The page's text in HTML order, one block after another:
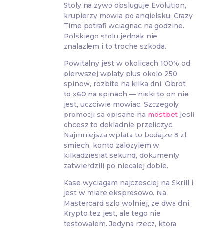
Stoly na zywo obsluguje Evolution,
krupierzy mowia po angielsku, Crazy
Time potrafi wciagnac na godzine.
Polskiego stolu jednak nie
znalazlem i to troche szkoda.
Powitalny jest w okolicach 100% od
pierwszej wplaty plus okolo 250
spinow, rozbite na kilka dni. Obrot
to x60 na spinach — niski to on nie
jest, uczciwie mowiac. Szczegoly
promocji sa opisane na mostbet jesli
chcesz to dokladnie przeliczyc.
Najmniejsza wplata to bodajze 8 zl,
smiech, konto zalozylem w
kilkadziesiat sekund, dokumenty
zatwierdzili po niecalej dobie.
Kase wyciagam najczesciej na Skrill i
jest w miare ekspresowo. Na
Mastercard szlo wolniej, ze dwa dni.
Krypto tez jest, ale tego nie
testowalem. Jedyna rzecz, ktora